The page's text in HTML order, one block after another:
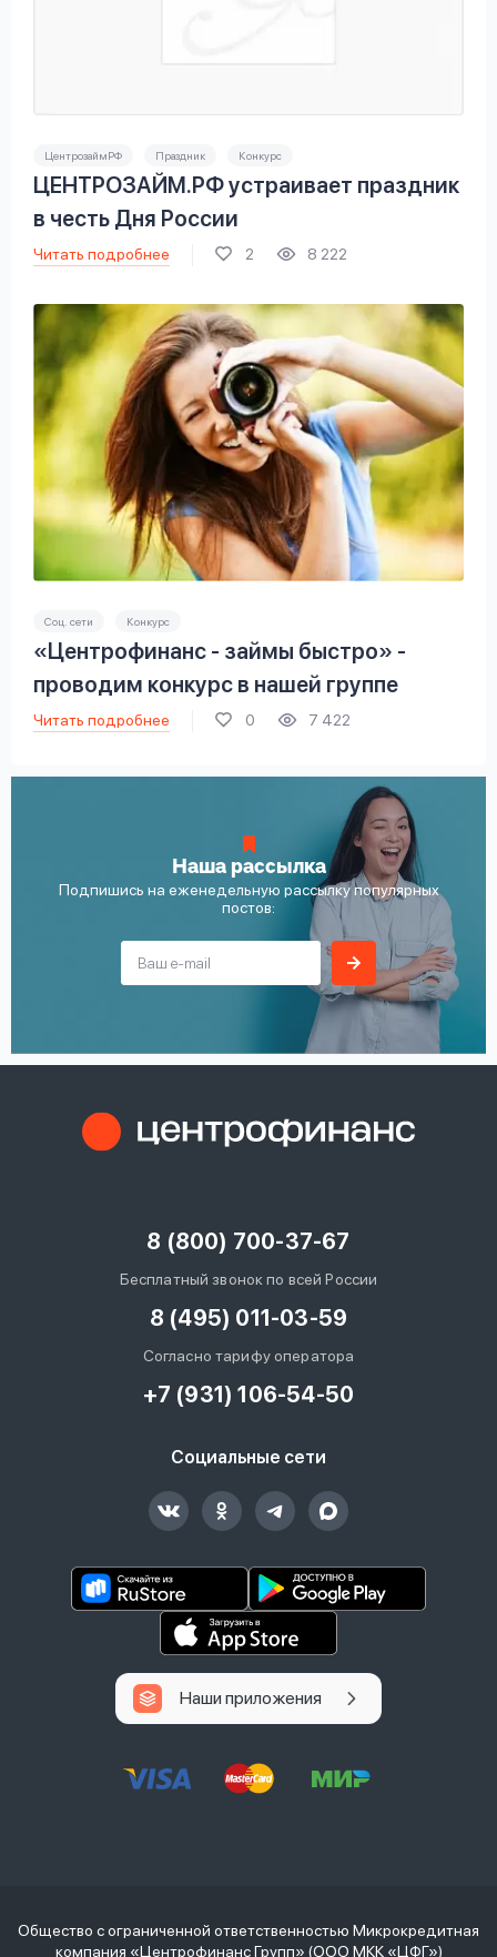
ЦентрозаймРФ Праздник Конкурс
ЦЕНТРОЗАЙМ.РФ устраивает праздник
в честь Дня России
Читать подробнее 2 8 222
Соц. сети Конкурс
«Центрофинанс - займы быстро» -
проводим конкурс в нашей группе
Читать подробнее 0 7 422
Наша рассылка
Подпишись на еженедельную рассылку популярных
постов:
8 (800) 700-37-67
Бесплатный звонок по всей России
8 (495) 011-03-59
Согласно тарифу оператора
+7 (931) 106-54-50
Социальные сети
Наши приложения
Общество с ограниченной ответственностью Микрокредитная
компания «Центрофинанс Групп» (ООО МКК «ЦФГ»)